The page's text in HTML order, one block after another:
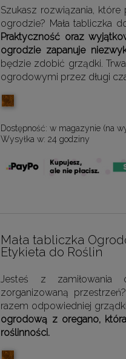
Szukasz rozwiązania,
ogrodzie? Mała tabliczka
Praktyczność oraz
ogrodzie zapanuje
będzie zdobić grządki.
ogrodowymi przez długi
Dostępność: w magazynie (na
Wysyłka w: 24 godziny
Mała tabliczka
Etykieta do Roślin
Jesteś z zamiłowania
zorganizowaną
razem odpowiedniej
ogrodową z oregano,
roślinności.